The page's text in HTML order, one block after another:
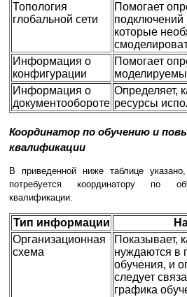
Топология
глобальной сети
Помогает
подключений
которые
Информация о
конфигурации
Помогает
Информация о
документообороте
Определяет,
ресурсы
Координатор по обучению и
квалификации
В приведенной ниже таблице
потребуется координатору по
квалификации.
Тип информации
Организационная
схема
Показывает,
нуждаются в
обучения, и
следует
графика